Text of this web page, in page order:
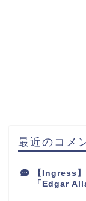
最近のコメ
【Ingress
「Edgar